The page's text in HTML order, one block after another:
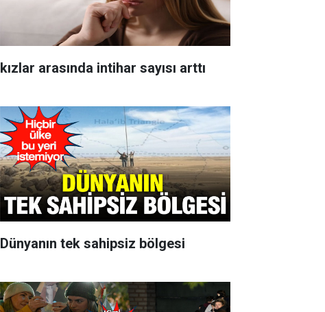
kızlar arasında intihar sayısı arttı
Dünyanın tek sahipsiz bölgesi